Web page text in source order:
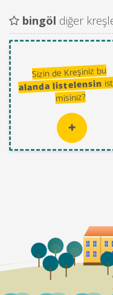
bingöl diğer
Sizin de Kreşiniz bu
alanda listelensin
misiniz?